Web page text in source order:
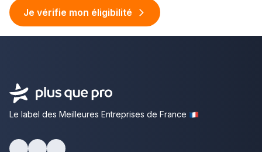
Je vérifie mon éligibilité
Le label des Meilleures Entreprises de France